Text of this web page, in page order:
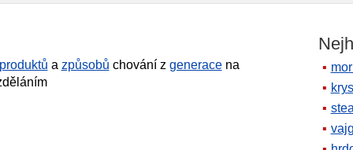
a způsobů chování z generacena